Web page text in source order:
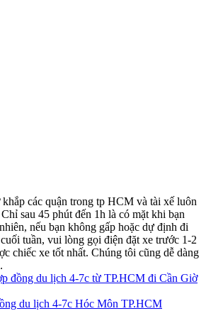
các quận trong tp HCM và tài xế luôn
sau 45 phút đến 1h là có mặt khi bạn
nếu bạn không gấp hoặc dự định đi
tuần, vui lòng gọi điện đặt xe trước 1-2
chiếc xe tốt nhất. Chúng tôi cũng dễ dàng
đồng du lịch 4-7c từ TP.HCM đi Cần Giờ
du lịch 4-7c Hóc Môn TP.HCM